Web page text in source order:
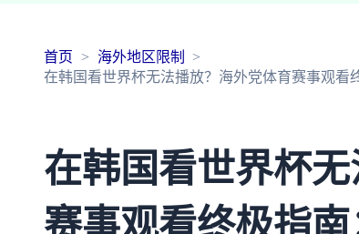
首页
海外地区限制
在韩国看世界杯无法播放？海外党体育赛事观看
在韩国看世界杯
赛事观看终极指